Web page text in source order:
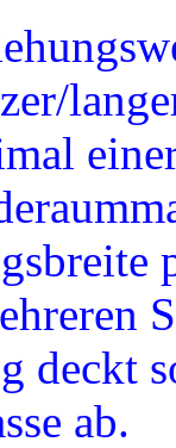
deckt
ab.